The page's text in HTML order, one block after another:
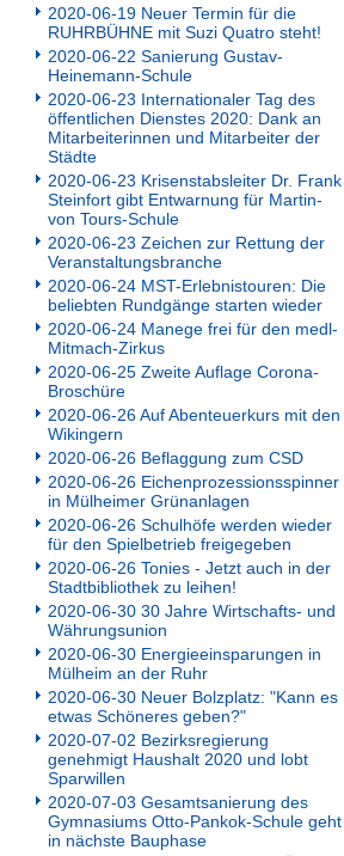
2020-06-19 Neuer Termin für die
RUHRBÜHNE mit Suzi Quatro steht!
2020-06-22 Sanierung Gustav-
Heinemann-Schule
2020-06-23 Internationaler Tag des
öffentlichen Dienstes 2020: Dank an
Mitarbeiterinnen und Mitarbeiter der
Städte
2020-06-23 Krisenstabsleiter Dr. Frank
Steinfort gibt Entwarnung für Martin-
von Tours-Schule
2020-06-23 Zeichen zur Rettung der
Veranstaltungsbranche
2020-06-24 MST-Erlebnistouren: Die
beliebten Rundgänge starten wieder
2020-06-24 Manege frei für den medl-
Mitmach-Zirkus
2020-06-25 Zweite Auflage Corona-
Broschüre
2020-06-26 Auf Abenteuerkurs mit den
Wikingern
2020-06-26 Beflaggung zum CSD
2020-06-26 Eichenprozessionsspinner
in Mülheimer Grünanlagen
2020-06-26 Schulhöfe werden wieder
für den Spielbetrieb freigegeben
2020-06-26 Tonies - Jetzt auch in der
Stadtbibliothek zu leihen!
2020-06-30 30 Jahre Wirtschafts- und
Währungsunion
2020-06-30 Energieeinsparungen in
Mülheim an der Ruhr
2020-06-30 Neuer Bolzplatz: "Kann es
etwas Schöneres geben?"
2020-07-02 Bezirksregierung
genehmigt Haushalt 2020 und lobt
Sparwillen
2020-07-03 Gesamtsanierung des
Gymnasiums Otto-Pankok-Schule geht
in nächste Bauphase